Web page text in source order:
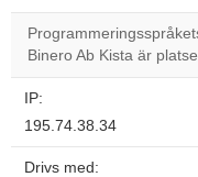
Binero Ab Kista är
IP:
195.74.38.34
Drivs med: